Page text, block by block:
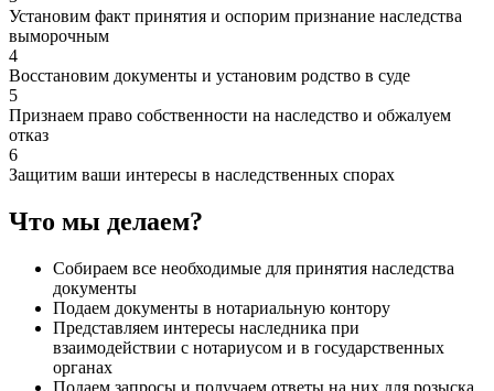
Установим факт принятия и оспорим признание наследства
выморочным
4
Восстановим документы и установим родство в суде
5
Признаем право собственности на наследство и обжалуем
отказ
6
Защитим ваши интересы в наследственных спорах
Что мы делаем?
Собираем все необходимые для принятия наследства
документы
Подаем документы в нотариальную контору
Представляем интересы наследника при
взаимодействии с нотариусом и в государственных
органах
Подаем запросы и получаем ответы на них для розыска